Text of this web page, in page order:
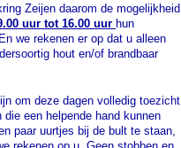
Zeijen daarom de mogelijkheid
uur tot 16.00 uur hun
we rekenen er op dat u alleen
hout en/of brandbaar
om deze dagen volledig toezicht
een helpende hand kunnen
paar uurtjes bij de bult te staan,